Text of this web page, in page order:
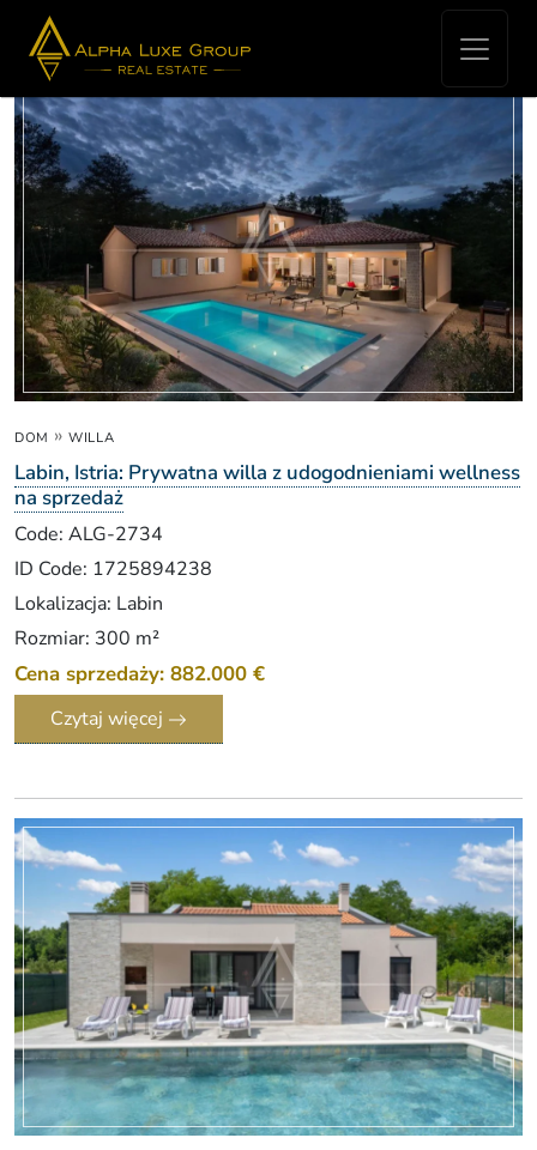
Real Estate for sale - Labin
DOM » WILLA
Labin, Istria: Prywatna willa z udogodnieniami wellness
na sprzedaż
Code: ALG-2734
ID Code: 1725894238
Lokalizacja: Labin
Rozmiar: 300 m²
Cena sprzedaży: 882.000 €
Czytaj więcej